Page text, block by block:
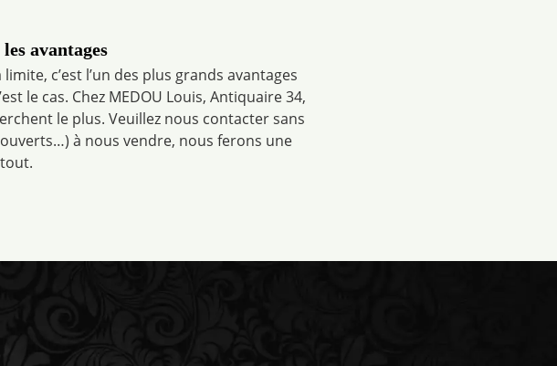
avantages
c’est l’un des plus grands avantages
le cas. Chez MEDOU Louis, Antiquaire 34,
le plus. Veuillez nous contacter sans
à nous vendre, nous ferons une